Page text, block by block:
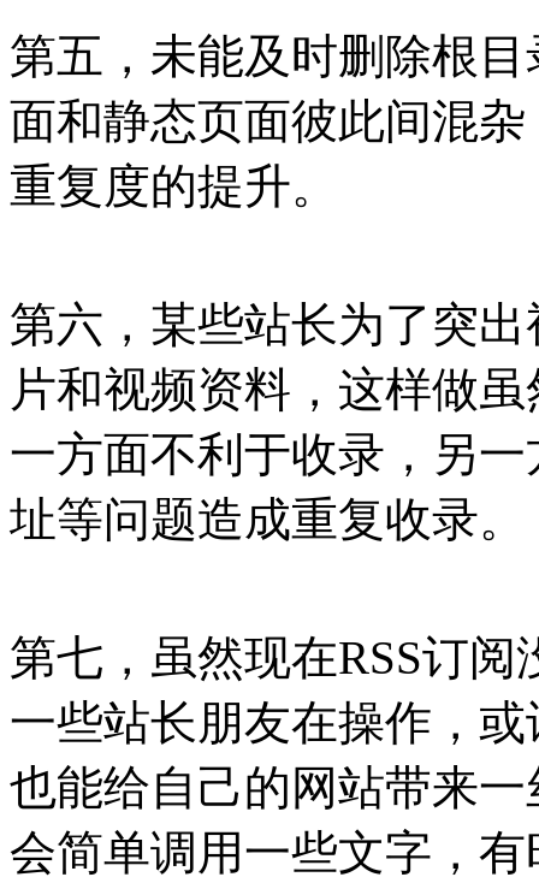
第五，未能及时删除根
面和静态页面彼此间混
重复度的提升。
第六，某些站长为了突
片和视频资料，这样做
一方面不利于收录，另
址等问题造成重复收录。
第七，虽然现在RSS订
一些站长朋友在操作，
也能给自己的网站带来
会简单调用一些文字，